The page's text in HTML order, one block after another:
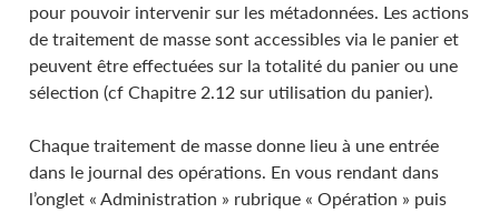
pour pouvoir intervenir sur les métadonnées. Les actions
de traitement de masse sont accessibles via le panier et
peuvent être effectuées sur la totalité du panier ou une
sélection (cf Chapitre 2.12 sur utilisation du panier).
Chaque traitement de masse donne lieu à une entrée
dans le journal des opérations. En vous rendant dans
l’onglet « Administration » rubrique « Opération » puis